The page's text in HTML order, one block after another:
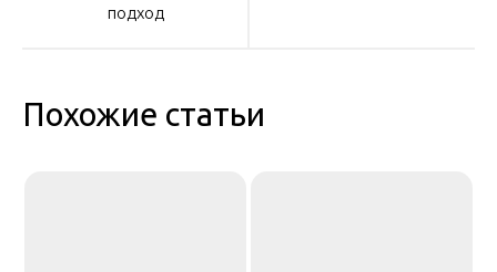
записям
подход
Похожие статьи